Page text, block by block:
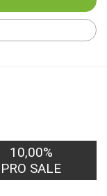
10,00%
PRO SALE